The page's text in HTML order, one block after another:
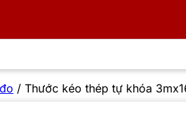
/ Thước kéo thép tự khóa